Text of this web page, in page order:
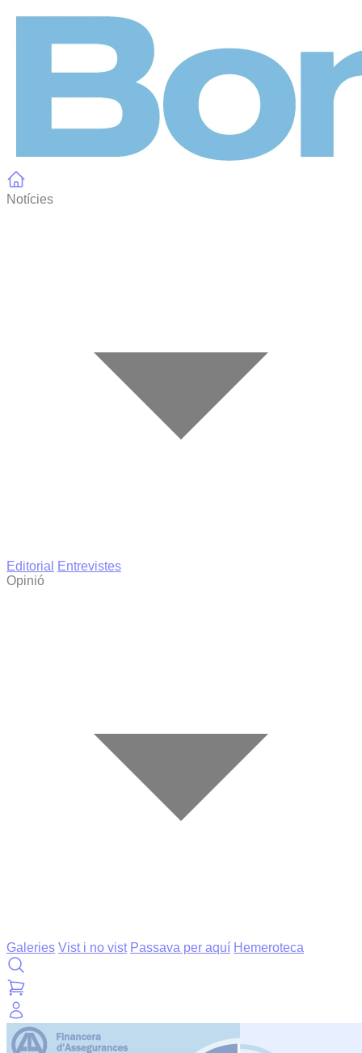
Notícies
Editorial
Entrevistes
Opinió
Galeries Vist i no vist Passava per aquí Hemeroteca